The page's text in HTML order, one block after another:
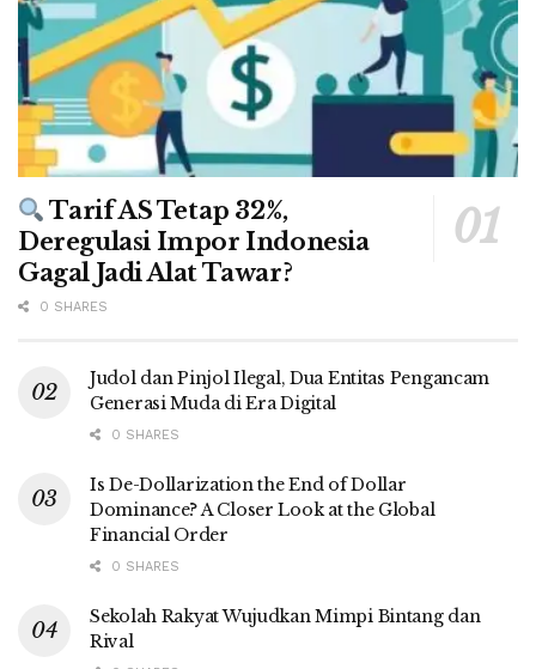
Tarif AS Tetap 32%,
Deregulasi Impor Indonesia
Gagal Jadi Alat Tawar?
0 SHARES
Judol dan Pinjol Ilegal, Dua Entitas Pengancam
Generasi Muda di Era Digital
0 SHARES
Is De-Dollarization the End of Dollar
Dominance? A Closer Look at the Global
Financial Order
0 SHARES
Sekolah Rakyat Wujudkan Mimpi Bintang dan
Rival